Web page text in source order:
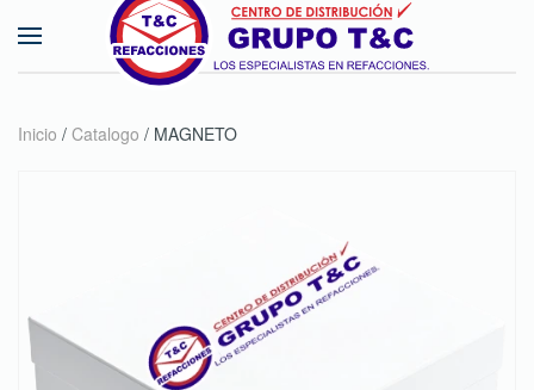
Skip to main content
Inicio / Catalogo / MAGNETO